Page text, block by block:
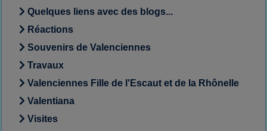
Quelques liens avec des blogs...
Réactions
Souvenirs de Valenciennes
Travaux
Valenciennes Fille de l'Escaut et de la Rhônelle
Valentiana
Visites